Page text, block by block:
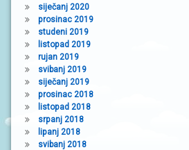
siječanj 2020
prosinac 2019
studeni 2019
listopad 2019
rujan 2019
svibanj 2019
siječanj 2019
prosinac 2018
listopad 2018
srpanj 2018
lipanj 2018
svibanj 2018